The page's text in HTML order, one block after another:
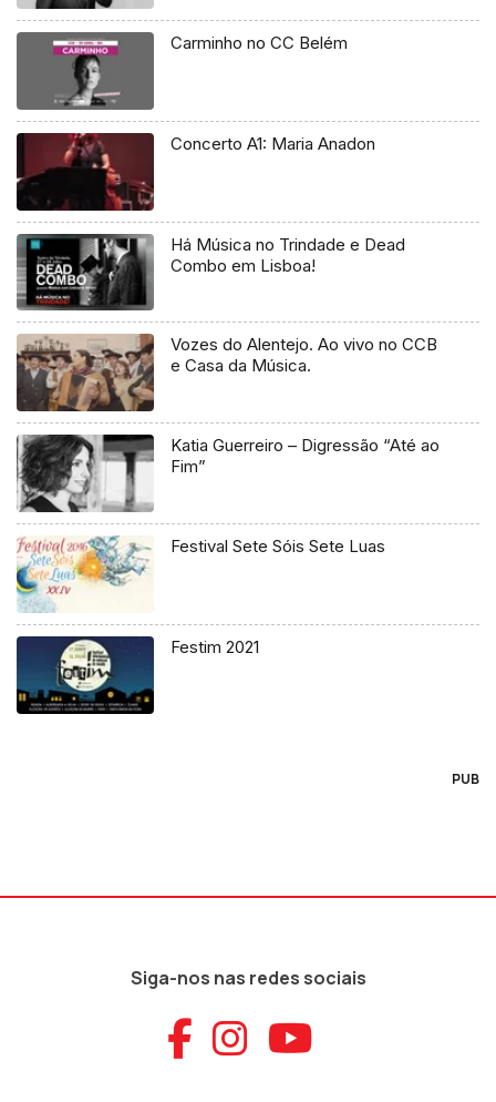
Carminho no CC Belém
Concerto A1: Maria Anadon
Há Música no Trindade e Dead
Combo em Lisboa!
Vozes do Alentejo. Ao vivo no CCB
e Casa da Música.
Katia Guerreiro – Digressão “Até ao
Fim”
Festival Sete Sóis Sete Luas
Festim 2021
PUB
Siga-nos nas redes sociais
Aceder ao
Aceder ao
Aceder